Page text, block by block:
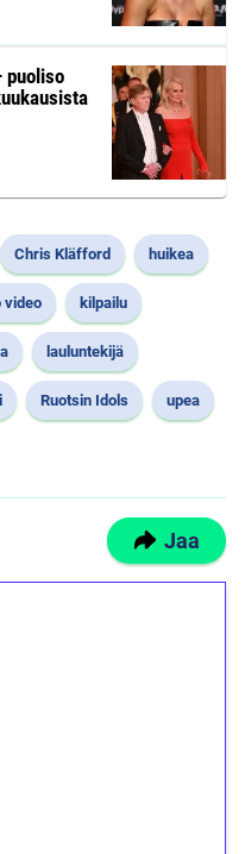
puoliso
Chris Kläfford huikea
video kilpailu
lauluntekijä
Ruotsin Idols upea
Jaa